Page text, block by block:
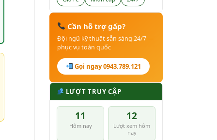
Cần hỗ trợ gấp?
Đội ngũ kỹ thuật sẵn sàng 24/7 —
phục vụ toàn quốc
Gọi ngay 0943.789.121
LƯỢT TRUY CẬP
11
Hôm nay
12
Lượt xem hôm
nay